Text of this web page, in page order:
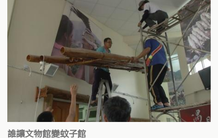
誰讓文物館變蚊子館